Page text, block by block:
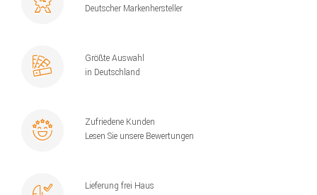
Deutscher Markenhersteller
Größte Auswahl
in Deutschland
Zufriedene Kunden
Lesen Sie unsere Bewertungen
Lieferung frei Haus